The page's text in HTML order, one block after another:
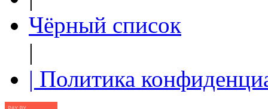
Чёрный список
|
| Политика